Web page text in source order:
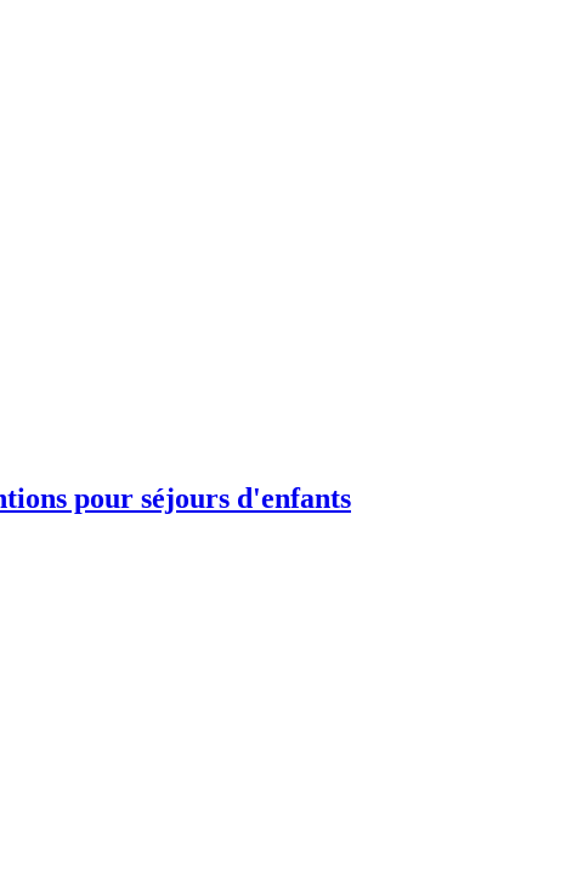
pour séjours d'enfants